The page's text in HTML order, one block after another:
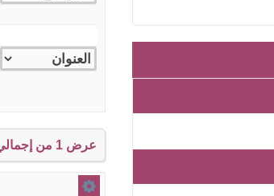
عرض 1 من إجمالي 1 النتائج.